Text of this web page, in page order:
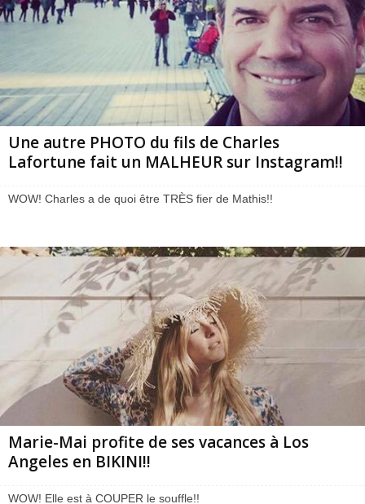
Une autre PHOTO du fils de Charles
Lafortune fait un MALHEUR sur Instagram!!
WOW! Charles a de quoi être TRÈS fier de Mathis!!
Marie-Mai profite de ses vacances à Los
Angeles en BIKINI!!
WOW! Elle est à COUPER le souffle!!